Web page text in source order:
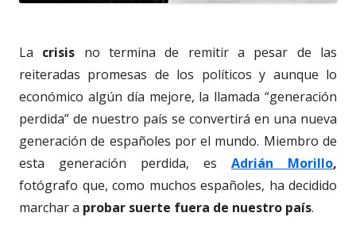
La crisis no termina de remitir a pesar de las
reiteradas promesas de los políticos y aunque lo
económico algún día mejore, la llamada “generación
perdida” de nuestro país se convertirá en una nueva
generación de españoles por el mundo. Miembro de
esta generación perdida, es Adrián Morillo,
fotógrafo que, como muchos españoles, ha decidido
marchar a probar suerte fuera de nuestro país.